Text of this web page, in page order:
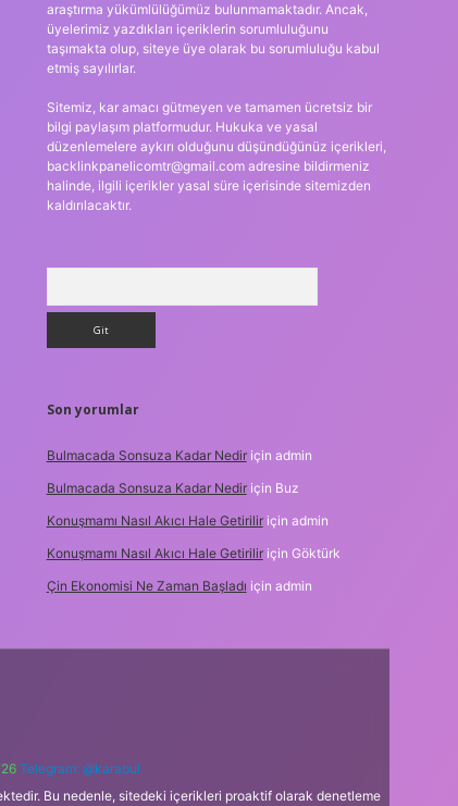
araştırma yükümlülüğümüz bulunmamaktadır. Ancak,
üyelerimiz yazdıkları içeriklerin sorumluluğunu
taşımakta olup, siteye üye olarak bu sorumluluğu kabul
etmiş sayılırlar.
Sitemiz, kar amacı gütmeyen ve tamamen ücretsiz bir
bilgi paylaşım platformudur. Hukuka ve yasal
düzenlemelere aykırı olduğunu düşündüğünüz içerikleri,
backlinkpanelicomtr@gmail.comadresine bildirmeniz
halinde, ilgili içerikler yasal süre içerisinde sitemizden
kaldırılacaktır.
Son yorumlar
Bulmacada Sonsuza Kadar Nediriçin admin
Bulmacada Sonsuza Kadar Nediriçin Buz
Konuşmamı Nasıl Akıcı Hale Getiriliriçin admin
Konuşmamı Nasıl Akıcı Hale Getiriliriçin Göktürk
Çin Ekonomisi Ne Zaman Başladı için admin
Telegram: @karabul
Bu nedenle, sitedeki içerikleri proaktif olarak denetleme